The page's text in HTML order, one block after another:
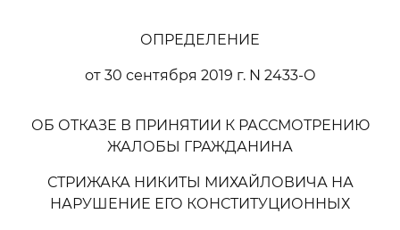
ОПРЕДЕЛЕНИЕ
от 30 сентября 2019 г. N 2433-О
ОБ ОТКАЗЕ В ПРИНЯТИИ К РАССМОТРЕНИЮ
ЖАЛОБЫ ГРАЖДАНИНА
СТРИЖАКА НИКИТЫ МИХАЙЛОВИЧА НА
НАРУШЕНИЕ ЕГО КОНСТИТУЦИОННЫХ